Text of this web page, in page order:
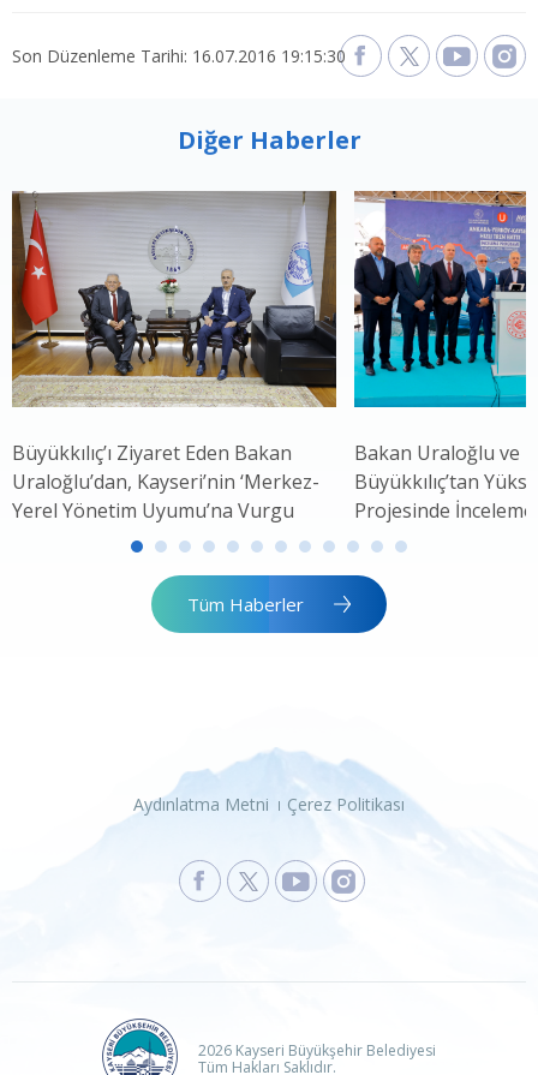
Son Düzenleme Tarihi: 16.07.2016 19:15:30
Diğer Haberler
Büyükkılıç’ı Ziyaret Eden Bakan
Uraloğlu’dan, Kayseri’nin ‘Merkez-
Yerel Yönetim Uyumu’na Vurgu
Bakan Uraloğlu ve
Büyükkılıç’tan
Projesinde İnceleme
Tüm Haberler
Aydınlatma Metni Çerez Politikası
2026 Kayseri Büyükşehir Belediyesi
Tüm Hakları Saklıdır.